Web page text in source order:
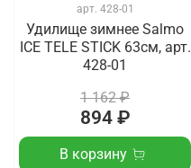
арт. 428-01
Удилище зимнее Salmo
ICE TELE STICK 63см, арт.
428-01
1 162 ₽
894 ₽
В корзину